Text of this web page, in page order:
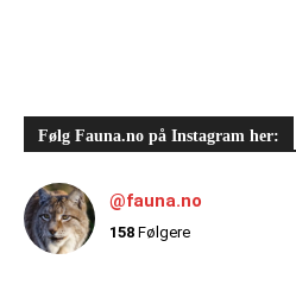
Følg Fauna.no på Instagram her:
@fauna.no
158 Følgere